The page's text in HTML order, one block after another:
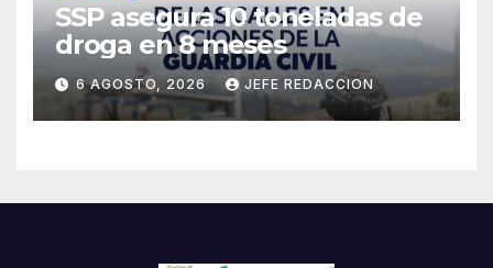
SSP asegura 10 toneladas de
droga en 8 meses
6 AGOSTO, 2026 JEFE REDACCION